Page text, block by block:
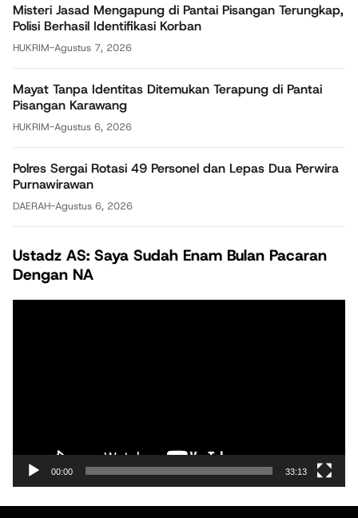
Misteri Jasad Mengapung di Pantai Pisangan Terungkap,
Polisi Berhasil Identifikasi Korban
HUKRIM-Agustus 7, 2026
Mayat Tanpa Identitas Ditemukan Terapung di Pantai
Pisangan Karawang
HUKRIM-Agustus 6, 2026
Polres Sergai Rotasi 49 Personel dan Lepas Dua Perwira
Purnawirawan
DAERAH-Agustus 6, 2026
Ustadz AS: Saya Sudah Enam Bulan Pacaran
Dengan NA
00:00 33:13